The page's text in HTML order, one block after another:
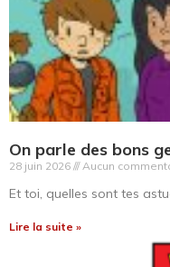
On parle des bons
28 juin 2026 Aucun
Et toi, quelles sont tes
Lire la suite »